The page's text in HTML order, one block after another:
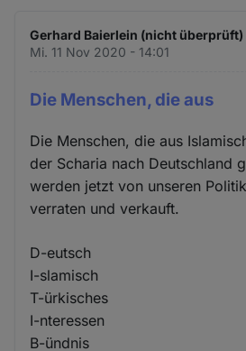
Gerhard Baierlein (nicht überprüft)
Mi. 11 Nov 2020 - 14:01
Die Menschen, die aus
Die Menschen, die aus
der Scharia nach Deutschland
werden jetzt von unseren
verraten und verkauft.
D-eutsch
I-slamisch
T-ürkisches
I-nteressen
B-ündnis